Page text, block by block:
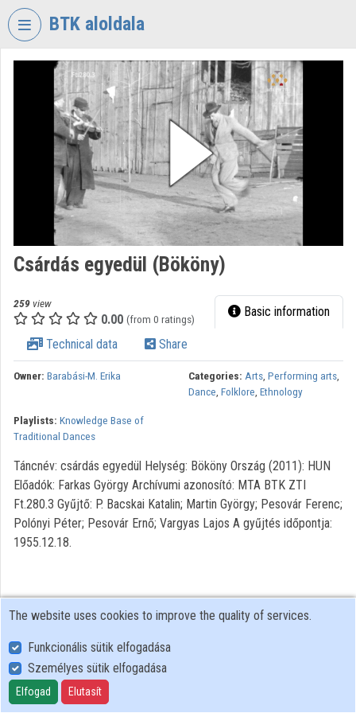
Skip header
BTK aloldala
VIDEOTORIUM
RESEARCH
CENTRE
HUMANTITIES
Organization home
Categories
Organization playlists
Contributors
Csárdás egyedül (Bököny)
259 view
0.00 (from 0 ratings) Basic information
Technical data Share
Owner: Barabási-M. Erika Categories: Arts, Performing arts,
Dance, Folklore, Ethnology
Playlists: Knowledge Base of
Traditional Dances
Táncnév: csárdás egyedül Helység: Bököny Ország (2011): HUN
Előadók: Farkas György Archívumi azonosító: MTA BTK ZTI
Ft.280.3 Gyűjtő: P. Bacskai Katalin; Martin György; Pesovár Ferenc;
Polónyi Péter; Pesovár Ernő; Vargyas Lajos A gyűjtés időpontja:
1955.12.18.
User Policy
Adatkezelési tájékoztató (en)
Cookie Policy
The website uses cookies to improve the quality of services.
Funkcionális sütik elfogadása
Személyes sütik elfogadása
Elfogad Elutasít